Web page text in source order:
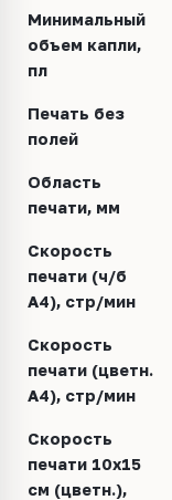
Минимальный
объем капли,
пл
Печать без
полей
Область
печати, мм
Скорость
печати (ч/б
А4), стр/мин
Скорость
печати (цветн.
А4), стр/мин
Скорость
печати 10x15
см (цветн.),